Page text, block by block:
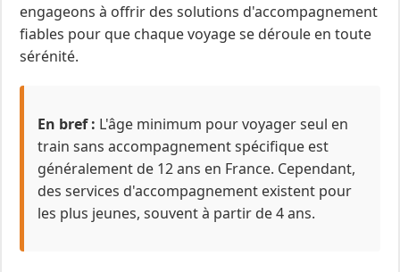
engageons à offrir des solutions d'accompagnement
fiables pour que chaque voyage se déroule en toute
sérénité.
En bref : L'âge minimum pour voyager seul en
train sans accompagnement spécifique est
généralement de 12 ans en France. Cependant,
des services d'accompagnement existent pour
les plus jeunes, souvent à partir de 4 ans.